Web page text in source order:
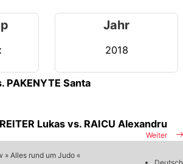
Jahr
2018
PAKENYTE Santa
Weiter
REITER Lukas vs. RAICU Alexandru
Alles rund um Judo «